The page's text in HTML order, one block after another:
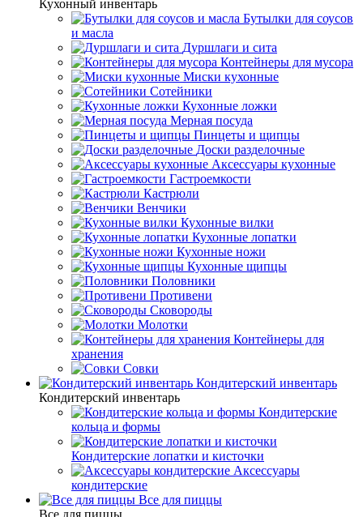
Кухонный инвентарь
Бутылки для соусов
и масла
Дуршлаги и сита
Контейнеры для мусора
Миски кухонные
Сотейники
Кухонные ложки
Мерная посуда
Пинцеты и щипцы
Доски разделочные
Аксессуары кухонные
Гастроемкости
Кастрюли
Венчики
Кухонные вилки
Кухонные лопатки
Кухонные ножи
Кухонные щипцы
Половники
Противени
Сковороды
Молотки
Контейнеры для
хранения
Совки
Кондитерский инвентарь
Кондитерский инвентарь
Кондитерские
кольца и формы
Кондитерские лопатки и кисточки
Аксессуары
кондитерские
Все для пиццы
Все для пиццы